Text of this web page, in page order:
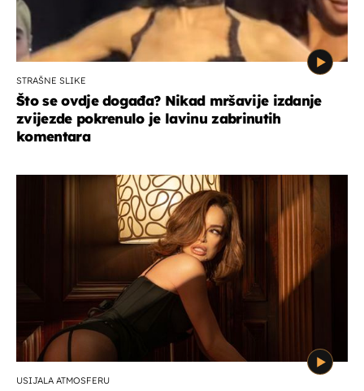
STRAŠNE SLIKE
Što se ovdje događa? Nikad mršavije izdanje
zvijezde pokrenulo je lavinu zabrinutih
komentara
USIJALA ATMOSFERU